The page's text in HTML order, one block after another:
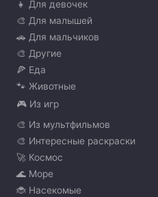
👧 Для девочек
🎨 Для малышей
🚗 Для мальчиков
🎨 Другие
🍕 Еда
🐾 Животные
🎮 Из игр
🎨 Из мультфильмов
🎨 Интересные раскраски
🚀 Космос
🌊 Море
🐞 Насекомые